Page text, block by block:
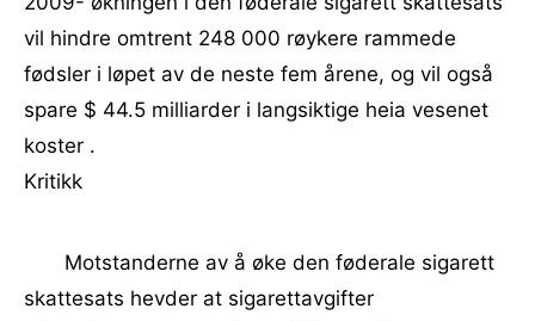
vil hindre omtrent 248 000 røykere rammede
fødsler i løpet av de neste fem årene, og vil også
spare $ 44.5 milliarder i langsiktige heia vesenet
koster .
Kritikk
Motstanderne av å øke den føderale sigarett
skattesats hevder at sigarettavgifter